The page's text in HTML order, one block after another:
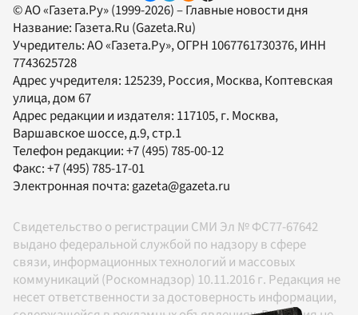
© АО «Газета.Ру» (1999-2026) – Главные новости дня
Название: Газета.Ru (Gazeta.Ru)
Учредитель:АО «Газета.Ру», ОГРН 1067761730376, ИНН
7743625728
Адрес учредителя: 125239, Россия, Москва, Коптевская
улица, дом 67
Адрес редакции и издателя: 117105, г. Москва,
Варшавское шоссе, д.9, стр.1
Телефон редакции:+7 (495) 785-00-12
Факс:+7 (495) 785-17-01
Электронная почта:gazeta@gazeta.ru
Свидетельство о регистрации СМИ Эл № ФС77-67642
выдано федеральной службой по надзору в сфере
связи, информационных технологий и массовых
коммуникаций (Роскомнадзор) 10.11.2016 г. Редакция не
несет ответственности за достоверность информации,